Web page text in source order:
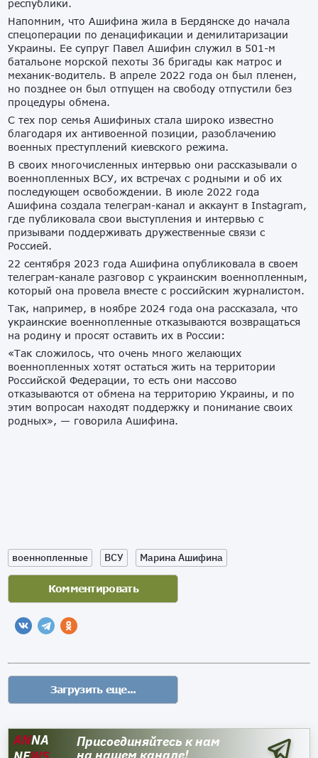
республики.
Напомним, что Ашифина жила в Бердянске до начала
спецоперации по денацификации и демилитаризации
Украины. Ее супруг Павел Ашифин служил в 501-м
батальоне морской пехоты 36 бригады как матрос и
механик-водитель. В апреле 2022 года он был пленен,
но позднее он был отпущен на свободу отпустили без
процедуры обмена.
С тех пор семья Ашифиных стала широко известно
благодаря их антивоенной позиции, разоблачению
военных преступлений киевского режима.
В своих многочисленных интервью они рассказывали о
военнопленных ВСУ, их встречах с родными и об их
последующем освобождении. В июле 2022 года
Ашифина создала телеграм-канал и аккаунт в Instagram,
где публиковала свои выступления и интервью с
призывами поддерживать дружественные связи с
Россией.
22 сентября 2023 года Ашифина опубликовала в своем
телеграм-канале разговор с украинским военнопленным,
который она провела вместе с российским журналистом.
Так, например, в ноябре 2024 года она рассказала, что
украинские военнопленные отказываются возвращаться
на родину и просят оставить их в России:
«Так сложилось, что очень много желающих
военнопленных хотят остаться жить на территории
Российской Федерации, то есть они массово
отказываются от обмена на территорию Украины, и по
этим вопросам находят поддержку и понимание своих
родных», — говорила Ашифина.
военнопленные ВСУ Марина Ашифина
ANNA
Присоединяйтесь к нам
на нашем канале!